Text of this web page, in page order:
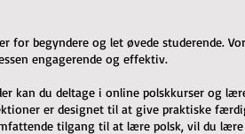
for begyndere og let øvede studerende.
engagerende og effektiv.
kan du deltage i online polskkurser og
er designet til at give praktiske
tilgang til at lære polsk, vil du